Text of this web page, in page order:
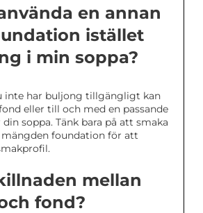
en annan
istället
i min soppa?
inte har buljong tillgängligt kan
eller till och med en passande
soppa. Tänk bara på att smaka
mängden foundation för att
mellan
fond?